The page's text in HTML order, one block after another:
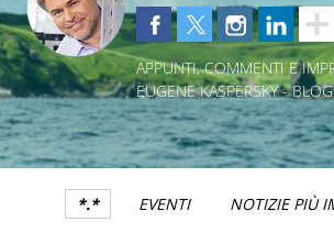
APPUNTI, COMMENTI E
EUGENE KASPERSKY -
*.* EVENTI
NOTIZIE PIÙ